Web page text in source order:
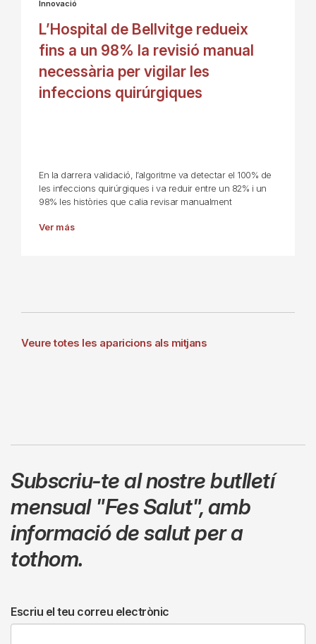
Innovació
L’Hospital de Bellvitge redueix
fins a un 98% la revisió manual
necessària per vigilar les
infeccions quirúrgiques
En la darrera validació, l’algoritme va detectar el 100% de
les infeccions quirúrgiques i va reduir entre un 82% i un
98% les històries que calia revisar manualment
Ver más
Veure totes les aparicions als mitjans
Subscriu-te al nostre butlletí
mensual "Fes Salut",amb
informació de salut per a
tothom.
Escriu el teu correu electrònic